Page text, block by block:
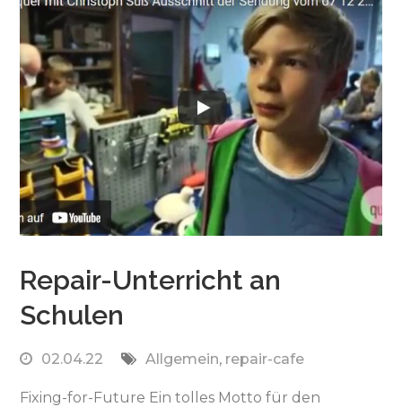
Repair-Unterricht an
Schulen
02.04.22 Allgemein, repair-cafe
Fixing-for-Future Ein tolles Motto für den